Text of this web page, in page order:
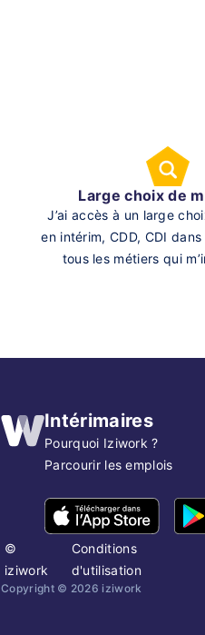
Large choix de
J’ai accès à un large
en intérim, CDD, CDI
tous les métiers qui
Intérimaires
Pourquoi Iziwork ?
Parcourir les emplois
©
iziwork
Conditions
d'utilisation
Copyright © 2026 iziwork